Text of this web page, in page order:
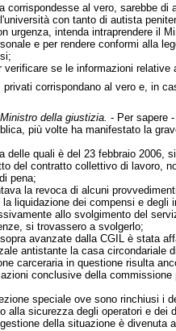
corrispondesse al vero, sarebbe
con tanto di autista
urgenza, intenda intraprendere il
e per rendere conformi alla
verificare se le informazioni relative
corrispondano al vero e, in
della giustizia. - Per sapere
più volte ha manifestato la
delle quali è del 23 febbraio 2006,
del contratto collettivo di lavoro,
pena;
la revoca di alcuni
liquidazione dei compensi e
allo svolgimento del
si trovassero a svolgerlo;
avanzate dalla CGIL è stata
antistante la casa circondariale
carceraria in questione risulta
conclusive della
speciale ove sono rinchiusi i
alla sicurezza degli operatori e dei
della situazione è divenuta